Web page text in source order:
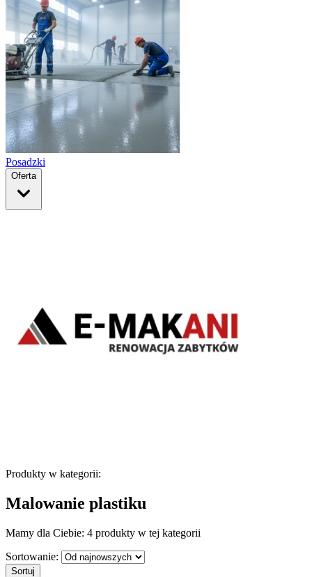
Posadzki
Oferta
Produkty w kategorii:
Malowanie plastiku
Mamy dla Ciebie: 4 produkty w tej kategorii
Sortowanie:
Sortuj